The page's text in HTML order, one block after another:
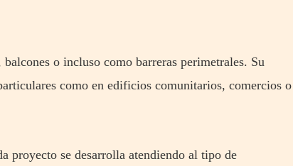
o incluso como barreras perimetrales. Su
como en edificios comunitarios, comercios o
proyecto se desarrolla atendiendo al tipo de